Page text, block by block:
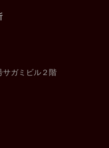
サガミビル２階